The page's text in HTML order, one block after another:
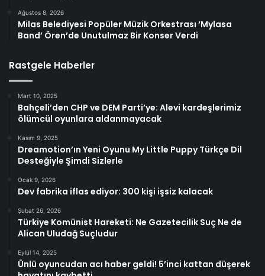
Ağustos 8, 2026
Milas Belediyesi Popüler Müzik Orkestrası ‘Mylasa
Band’ Ören’de Unutulmaz Bir Konser Verdi
Rastgele Haberler
Mart 10, 2025
Bahçeli’den CHP ve DEM Parti’ye: Alevi kardeşlerimiz
ölümcül oyunlara aldanmayacak
Kasım 9, 2025
Dreamotion’ın Yeni Oyunu My Little Puppy Türkçe Dil
Desteğiyle Şimdi Sizlerle
Ocak 9, 2026
Dev fabrika iflas ediyor: 300 kişi işsiz kalacak
Şubat 26, 2026
Türkiye Komünist Hareketi: Ne Gazetecilik Suç Ne de
Alican Uludağ Suçludur
Eylül 14, 2025
Ünlü oyuncudan acı haber geldi! 5’inci kattan düşerek